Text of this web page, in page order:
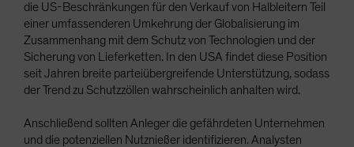
die US-Beschränkungen für den Verkauf von Halbleitern Teil
einer umfassenderen Umkehrung der Globalisierung im
Zusammenhang mit dem Schutz von Technologien und der
Sicherung von Lieferketten. In den USA findet diese Position
seit Jahren breite parteiübergreifende Unterstützung, sodass
der Trend zu Schutzzöllen wahrscheinlich anhalten wird.
Anschließend sollten Anleger die gefährdeten Unternehmen
und die potenziellen Nutznießer identifizieren. Analysten